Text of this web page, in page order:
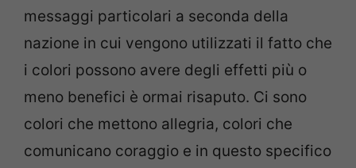
messaggi particolari a seconda della
nazione in cui vengono utilizzati il fatto che
i colori possono avere degli effetti più o
meno benefici è ormai risaputo. Ci sono
colori che mettono allegria, colori che
comunicano coraggio e in questo specifico